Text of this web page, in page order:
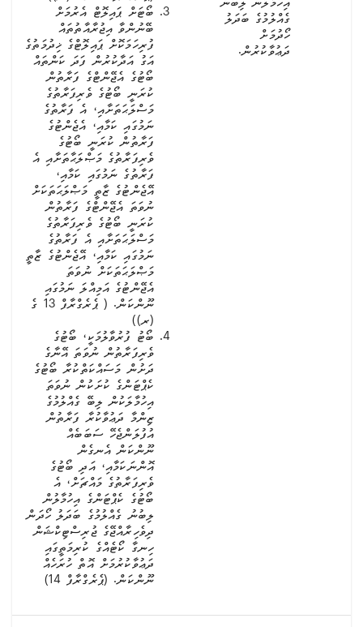
ބޯޓަށް ޕައިލޮޓް އެރުމަށް
ބޭނުންވާ އިޖުރާއާތުތައް
ފުރިހަމަކޮށް ޕައިލޮޓްގެ ޚިދުމަތުގެ
އަގު އަދާކުރުން ފަދަ ކަންތައް
ބޯޓުގެ އެޖޭންޓްގެ ފަރާތުން
ކުރަނީ ބޯޓުގެ ވެރިފަރާތުގެ
މަސްލަޙަތަށާއި، އެ ފަރާތުގެ
ނަމުގައި ކަމާއި، އެޖެންޓުގެ
ފަރާތުން ކުރަނީ ބޯޓުގެ
ވެރިފަރާތުގެ މަޞްލަޙާތަށާއި އެ
ފަރާތުގެ ނަމުގައި ކަމާއި،
އޭޖެންޓުގެ ޒާތީ މަޞްލަޙަތަކަށް
ނުވަތަ އެޖޭންޓްގެ ފަރާތުން
ކުރަނީ ބޯޓުގެ ވެރިފަރާތުގެ
މަސްލަޙަތަށާއި އެ ފަރާތުގެ
ނަމުގައި ކަމާއި، އޭޖެންޓުގެ ޒާތީ
މަޞްލަޙަތަކަށް ނުވަތަ
އެޖޭންޓުގެ އަމިއްލަ ނަމުގައި
ނޫންކަން. ( ޕެރެގްރާފް 13 ގެ
(ރ))
ބޯޓު ފުރުވާލުމަކީ، ބޯޓުގެ
ވެރިފަރާތުން ނުވަތަ އޭނާގެ
ދަށުން މަސައްކަތްކުރާ ބޯޓުގެ
ކެޕްޓަންގެ ކުށަކުން ނުވަތަ
އިހުމާލަކުން ލިބޭ ގެއްލުމުގެ
ޒިންމާ ދަޢުވާކުރާ ފަރާތުން
އުފުލަންޖެހޭ ސަބަބެއް
ނޫންކަން އެނގެން
އޮންނަކަމާއި، އަދި ބޯޓުގެ
ވެރިފަރާތުގެ މައްޗަށް، އެ
ބޯޓުގެ ކެޕްޓަންގެ އިހުމާލުން
ލިބުނު ގެއްލުމުގެ ބަދަލު ހޯދަން
ދިވެހިރާއްޖޭގެ ޖުރިސްޓިކްޝަން
ހިނގާ ކޯޓެއްގެ ކުރިމަތީގައި
ދަޢުވާކުރުމަށް އޮތް ހުރަހެއް
ނޫންކަން. (ޕެރެގްރާފް 14)
ގެއްލުމުގެ ބަދަލު
ހޯދުމަށް
ދަޢުވާކުރުން.